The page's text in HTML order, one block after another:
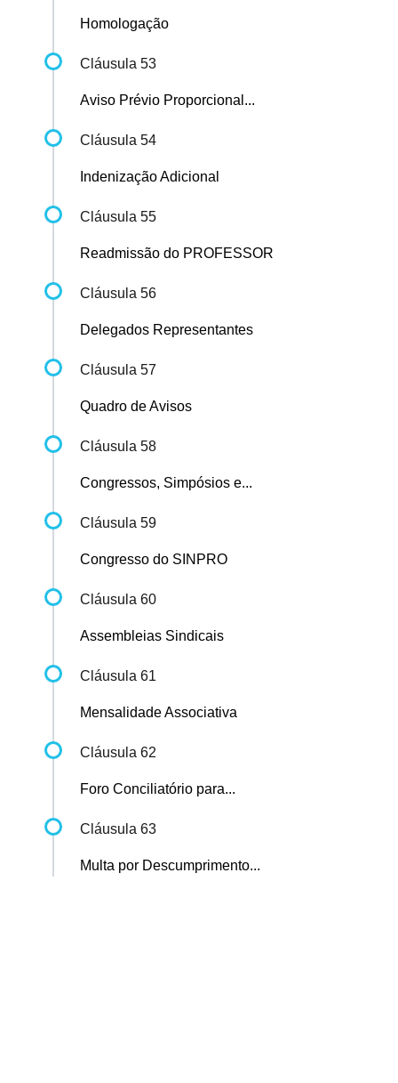
Homologação
Cláusula 53
Aviso Prévio Proporcional...
Cláusula 54
Indenização Adicional
Cláusula 55
Readmissão do PROFESSOR
Cláusula 56
Delegados Representantes
Cláusula 57
Quadro de Avisos
Cláusula 58
Congressos, Simpósios e...
Cláusula 59
Congresso do SINPRO
Cláusula 60
Assembleias Sindicais
Cláusula 61
Mensalidade Associativa
Cláusula 62
Foro Conciliatório para...
Cláusula 63
Multa por Descumprimento...